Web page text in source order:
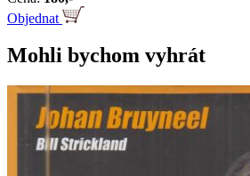
Objednat
Mohli bychom vyhrát